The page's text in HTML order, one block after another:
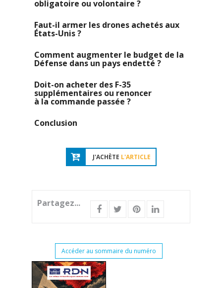
obligatoire ou volontaire ?
Faut-il armer les drones achetés aux
États-Unis ?
Comment augmenter le budget de la
Défense dans un pays endetté ?
Doit-on acheter des F-35
supplémentaires ou renoncer
à la commande passée ?
Conclusion
J'ACHÈTE L'ARTICLE
Partagez...
Accéder au sommaire du numéro